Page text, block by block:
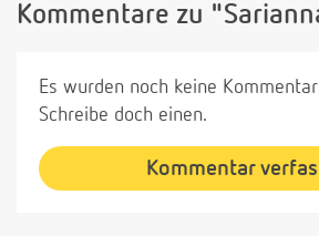
Kommentare zu
Es wurden noch keine
Schreibe doch einen.
Kommentar